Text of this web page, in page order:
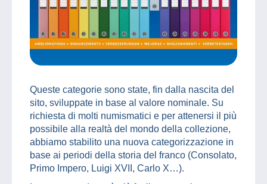
Queste categorie sono state, fin dalla nascita del
sito, sviluppate in base al valore nominale. Su
richiesta di molti numismatici e per attenersi il più
possibile alla realtà del mondo della collezione,
abbiamo stabilito una nuova categorizzazione in
base ai periodi della storia del franco (Consolato,
Primo Impero, Luigi XVII, Carlo X…).